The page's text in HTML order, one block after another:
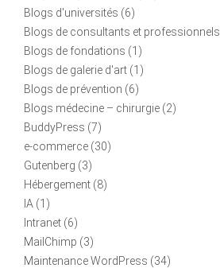
Blogs d'universités (6)
Blogs de consultants et professionnels
Blogs de fondations (1)
Blogs de galerie d'art (1)
Blogs de prévention (6)
Blogs médecine – chirurgie (2)
BuddyPress (7)
e-commerce (30)
Gutenberg (3)
Hébergement (8)
IA (1)
Intranet (6)
MailChimp (3)
Maintenance WordPress (34)